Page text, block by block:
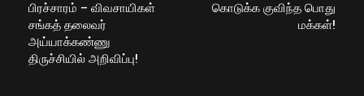
பிரச்சாரம் – விவசாயிகள்
சங்கத் தலைவர்
அய்யாக்கண்ணு
திருச்சியில் அறிவிப்பு!
கொடுக்க குவிந்த பொது
மக்கள்!